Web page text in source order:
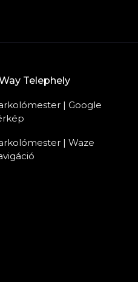
Telephely
| Google
| Waze